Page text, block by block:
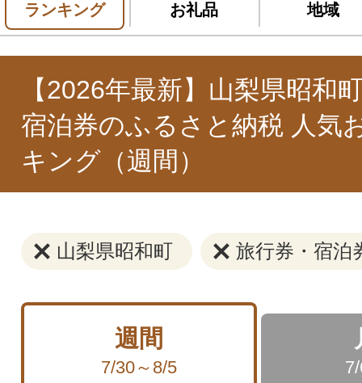
ランキング お礼品 地域
【2026年最新】山梨県昭和
宿泊券のふるさと納税 人気
キング（週間）
山梨県昭和町 旅行券・宿泊
週間
7/30～8/5